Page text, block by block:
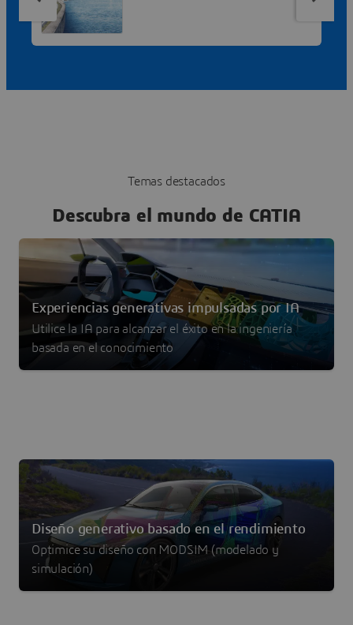
Temas destacados
Descubra el mundo de CATIA
Experiencias generativas impulsadas por IA
Utilice la IA para alcanzar el éxito en la ingeniería
basada en el conocimiento
Diseño generativo basado en el rendimiento
Optimice su diseño con MODSIM (modelado y
simulación)